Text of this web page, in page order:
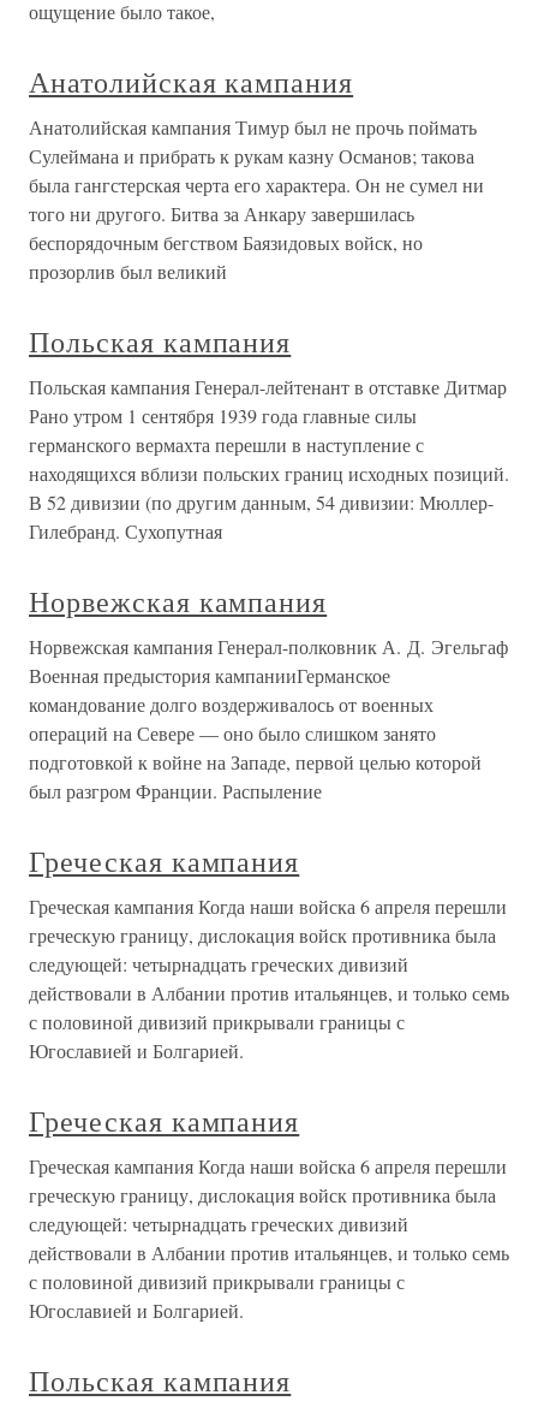
ощущение было такое,
Анатолийская кампания
Анатолийская кампания Тимур был не прочь поймать
Сулеймана и прибрать к рукам казну Османов; такова
была гангстерская черта его характера. Он не сумел ни
того ни другого. Битва за Анкару завершилась
беспорядочным бегством Баязидовых войск, но
прозорлив был великий
Польская кампания
Польская кампания Генерал-лейтенант в отставке Дитмар
Рано утром 1 сентября 1939 года главные силы
германского вермахта перешли в наступление с
находящихся вблизи польских границ исходных позиций.
В 52 дивизии (по другим данным, 54 дивизии: Мюллер-
Гилебранд. Сухопутная
Норвежская кампания
Норвежская кампания Генерал-полковник А. Д. Эгельгаф
Военная предыстория кампанииГерманское
командование долго воздерживалось от военных
операций на Севере — оно было слишком занято
подготовкой к войне на Западе, первой целью которой
был разгром Франции. Распыление
Греческая кампания
Греческая кампания Когда наши войска 6 апреля перешли
греческую границу, дислокация войск противника была
следующей: четырнадцать греческих дивизий
действовали в Албании против итальянцев, и только семь
с половиной дивизий прикрывали границы с
Югославией и Болгарией.
Греческая кампания
Греческая кампания Когда наши войска 6 апреля перешли
греческую границу, дислокация войск противника была
следующей: четырнадцать греческих дивизий
действовали в Албании против итальянцев, и только семь
с половиной дивизий прикрывали границы с
Югославией и Болгарией.
Польская кампания